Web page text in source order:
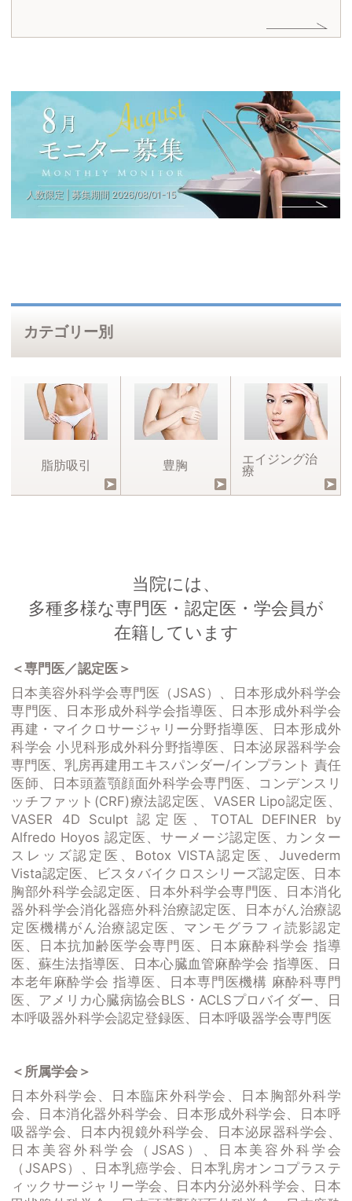
人数限定 | 募集期間
2026/08/01-15
カテゴリー別
脂肪吸引 豊胸 エイジング治
療
当院には、
多種多様な専門医・認定医・学会員が
在籍しています
＜専門医／認定医＞
日本美容外科学会専門医（JSAS）、日本形成外科学会
専門医、日本形成外科学会指導医、日本形成外科学会
再建・マイクロサージャリー分野指導医、日本形成外
科学会 小児科形成外科分野指導医、日本泌尿器科学会
専門医、乳房再建用エキスパンダー/インプラント 責任
医師、日本頭蓋顎顔面外科学会専門医、コンデンスリ
ッチファット(CRF)療法認定医、VASER Lipo認定医、
VASER 4D Sculpt 認定医、TOTAL DEFINER by
Alfredo Hoyos 認定医、サーメージ認定医、カンター
スレッズ認定医、Botox VISTA認定医、Juvederm
Vista認定医、ビスタバイクロスシリーズ認定医、日本
胸部外科学会認定医、日本外科学会専門医、日本消化
器外科学会消化器癌外科治療認定医、日本がん治療認
定医機構がん治療認定医、マンモグラフィ読影認定
医、日本抗加齢医学会専門医、日本麻酔科学会 指導
医、蘇生法指導医、日本心臓血管麻酔学会 指導医、日
本老年麻酔学会 指導医、日本専門医機構 麻酔科専門
医、アメリカ心臓病協会BLS・ACLSプロバイダー、日
本呼吸器外科学会認定登録医、日本呼吸器学会専門医
＜所属学会＞
日本外科学会、日本臨床外科学会、日本胸部外科学
会、日本消化器外科学会、日本形成外科学会、日本呼
吸器学会、日本内視鏡外科学会、日本泌尿器科学会、
日本美容外科学会（JSAS）、日本美容外科学会
（JSAPS）、日本乳癌学会、日本乳房オンコプラステ
ィックサージャリー学会、日本内分泌外科学会、日本